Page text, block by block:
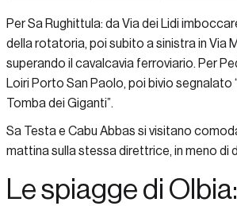
Per Sa Rughittula: da Via dei Lidi
della rotatoria, poi subito a sinistra in Via
superando il cavalcavia ferroviario. Per
Loiri Porto San Paolo, poi bivio segnalato
Tomba dei Giganti”.
Sa Testa e Cabu Abbas si visitano
mattina sulla stessa direttrice, in meno di
Le spiagge di